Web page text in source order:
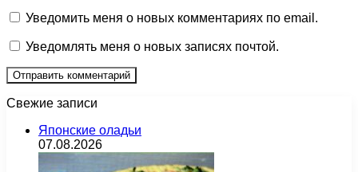
Уведомить меня о новых комментариях по email.
Уведомлять меня о новых записях почтой.
Свежие записи
Японские оладьи
07.08.2026